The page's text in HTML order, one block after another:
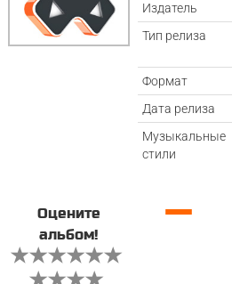
Издатель
Тип релиза
Формат
Дата релиза
Музыкальные
стили
Оцените
альбом!
—